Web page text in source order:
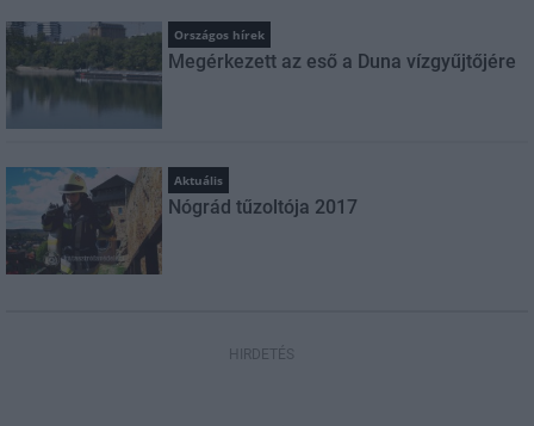
Országos hírek
Megérkezett az eső a Duna vízgyűjtőjére
Aktuális
Nógrád tűzoltója 2017
HIRDETÉS